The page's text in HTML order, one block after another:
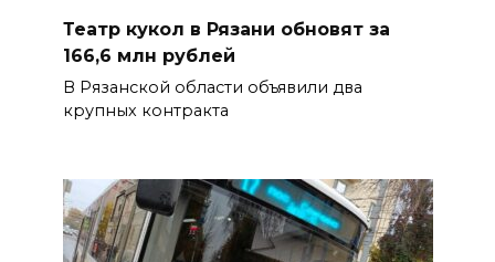
Театр кукол в Рязани обновят за
166,6 млн рублей
В Рязанской области объявили два
крупных контракта